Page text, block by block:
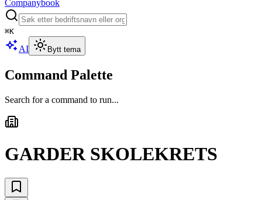
Companybook
⌘K
AI Bytt tema
Command Palette
Search for a command to run...
GARDER SKOLEKRETS